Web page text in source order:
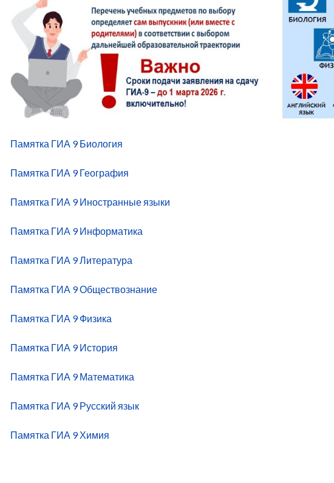
Памятка ГИА 9 Биология
Памятка ГИА 9 География
Памятка ГИА 9 Иностранные языки
Памятка ГИА 9 Информатика
Памятка ГИА 9 Литература
Памятка ГИА 9 Обществознание
Памятка ГИА 9 Физика
Памятка ГИА 9 История
Памятка ГИА 9 Математика
Памятка ГИА 9 Русский язык
Памятка ГИА 9 Химия